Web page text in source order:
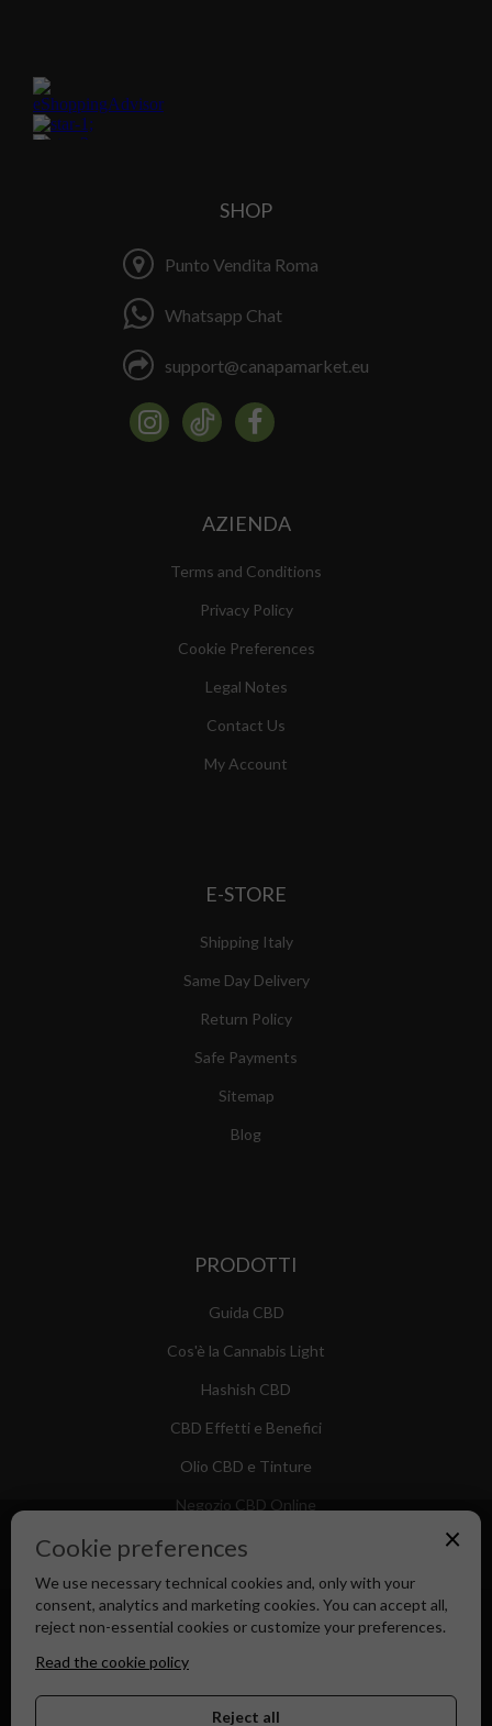
SHOP
Punto Vendita Roma
Whatsapp Chat
support@canapamarket.eu
AZIENDA
Terms and Conditions
Privacy Policy
Cookie Preferences
Legal Notes
Contact Us
My Account
E-STORE
Shipping Italy
Same Day Delivery
Return Policy
Safe Payments
Sitemap
Blog
PRODOTTI
Guida CBD
Cos'è la Cannabis Light
Hashish CBD
CBD Effetti e Benefici
Olio CBD e Tinture
Negozio CBD Online
×
Cookie preferences
We use necessary technical cookies and, only with your
consent, analytics and marketing cookies. You can accept all,
reject non-essential cookies or customize your preferences.
Read the cookie policy
Reject all
Canapa Market - Il tuo Shop di Fiducia dal 2018